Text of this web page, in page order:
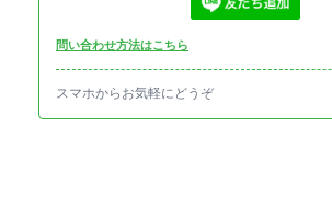
問い合わせ方法はこちら
スマホからお気軽にどうぞ